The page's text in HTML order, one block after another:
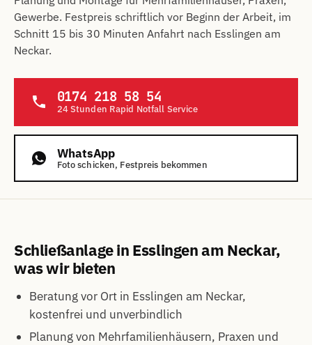
Gewerbe. Festpreis schriftlich vor Beginn der Arbeit, im
Schnitt 15 bis 30 Minuten Anfahrt nach Esslingen am
Neckar.
0174 218 58 54
24 Stunden Rapid Notfall Service
WhatsApp
Foto schicken, Festpreis bekommen
Schließanlage in Esslingen am Neckar,
was wir bieten
Beratung vor Ort in Esslingen am Neckar,
kostenfrei und unverbindlich
Planung von Mehrfamilienhäusern, Praxen und